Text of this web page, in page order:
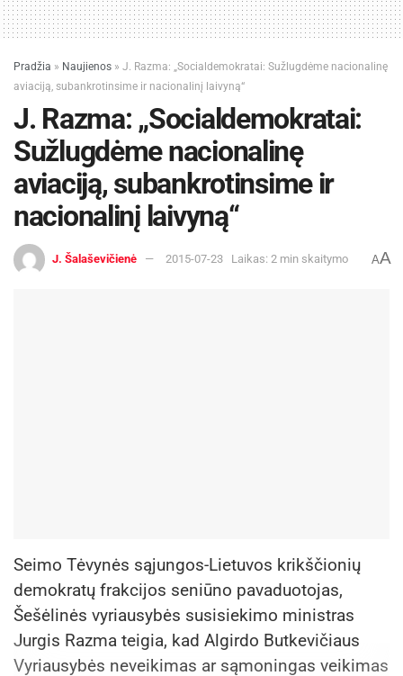
Pradžia » Naujienos » J. Razma: „Socialdemokratai: Sužlugdėme nacionalinę
aviaciją, subankrotinsime ir nacionalinį laivyną“
J. Razma: „Socialdemokratai:
Sužlugdėme nacionalinę
aviaciją, subankrotinsime ir
nacionalinį laivyną“
J. Šalaševičienė 2015-07-23 Laikas: 2 min skaitymo AA
Seimo Tėvynės sąjungos-Lietuvos krikščionių
demokratų frakcijos seniūno pavaduotojas,
Šešėlinės vyriausybės susisiekimo ministras
Jurgis Razma teigia, kad Algirdo Butkevičiaus
Vyriausybės neveikimas ar sąmoningas veikimas